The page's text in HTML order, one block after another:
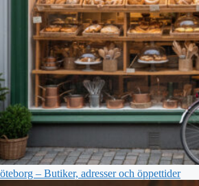
– Butiker, adresser och öppettider